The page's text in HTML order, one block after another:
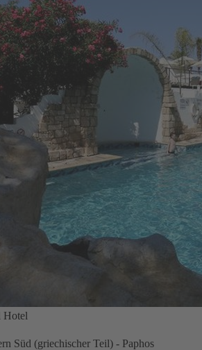
Hotel
Süd (griechischer Teil) - Paphos